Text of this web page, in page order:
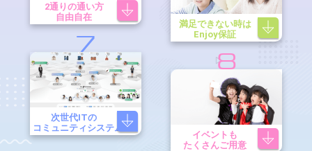
2通りの通い方
自由自在
満足できない時は
Enjoy保証
7
次世代ITの
コミュニティシステム
8
イベントも
たくさんご用意